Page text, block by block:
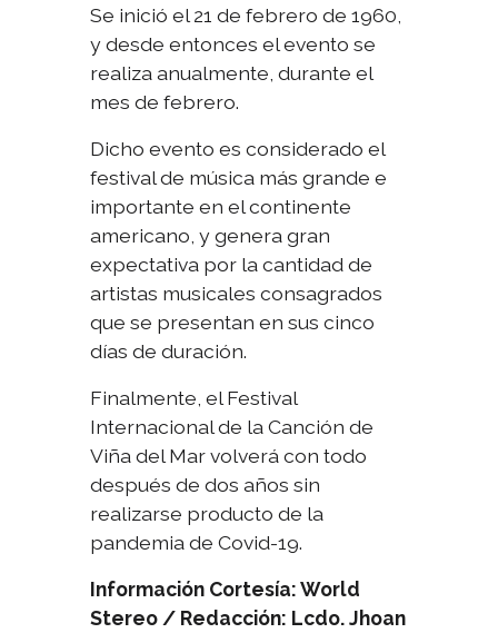
Se inició el 21 de febrero de 1960,
y desde entonces el evento se
realiza anualmente, durante el
mes de febrero.
Dicho evento es considerado el
festival de música más grande e
importante en el continente
americano, y genera gran
expectativa por la cantidad de
artistas musicales consagrados
que se presentan en sus cinco
días de duración.
Finalmente, el Festival
Internacional de la Canción de
Viña del Mar volverá con todo
después de dos años sin
realizarse producto de la
pandemia de Covid-19.
Información Cortesía: World
Stereo / Redacción: Lcdo. Jhoan